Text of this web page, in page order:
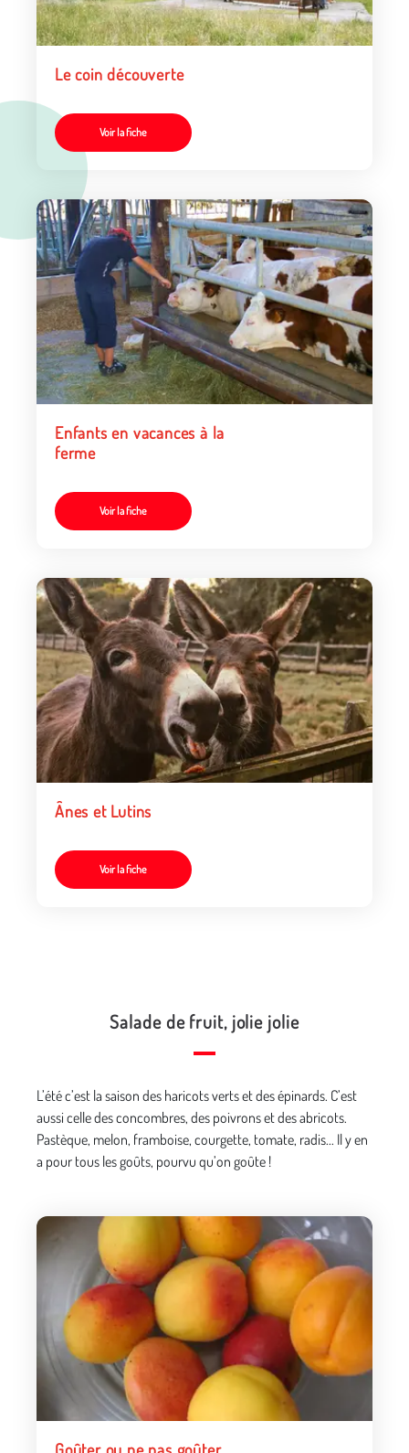
Le coin découverte
Voir la fiche
Enfants en vacances à la
ferme
Voir la fiche
Ânes et Lutins
Voir la fiche
Salade de fruit, jolie jolie
L’été c’est la saison des haricots verts et des épinards. C’est
aussi celle des concombres, des poivrons et des abricots.
Pastèque, melon, framboise, courgette, tomate, radis... Il y en
a pour tous les goûts, pourvu qu’on goûte !